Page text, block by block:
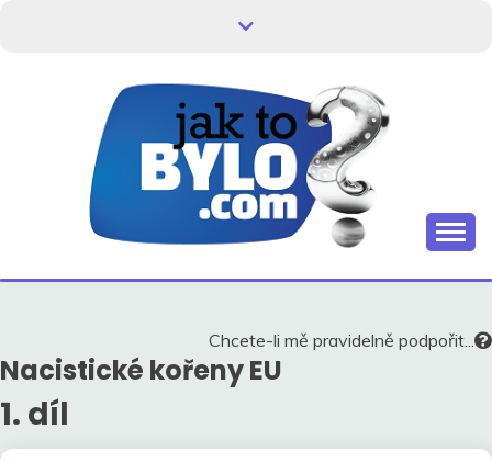
HISTORIE V
SOUVISLOSTECH
Chcete-li mě pravidelně podpořit...
Nacistické kořeny EU
1. díl